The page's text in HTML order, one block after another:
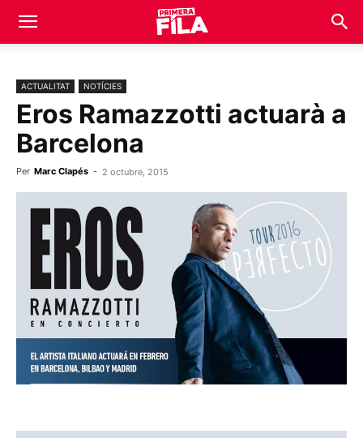
ACTUALITAT NOTÍCIES
Eros Ramazzotti actuarà a
Barcelona
Per Marc Clapés - 2 octubre, 2015